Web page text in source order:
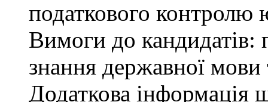
податкового контролю
Вимоги до кандидатів:
знання державної
Додаткова інформація